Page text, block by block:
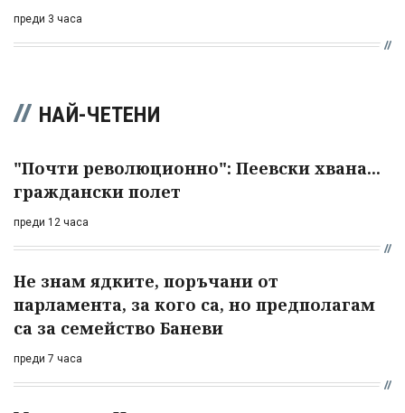
преди 3 часа
НАЙ-ЧЕТЕНИ
"Почти революционно": Пеевски хвана...
граждански полет
преди 12 часа
Не знам ядките, поръчани от
парламента, за кого са, но предполагам
са за семейство Баневи
преди 7 часа